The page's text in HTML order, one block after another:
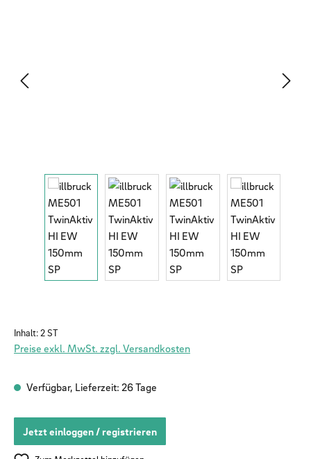
Inhalt:2 ST
Preise exkl. MwSt. zzgl. Versandkosten
Verfügbar, Lieferzeit: 26 Tage
Jetzt einloggen / registrieren